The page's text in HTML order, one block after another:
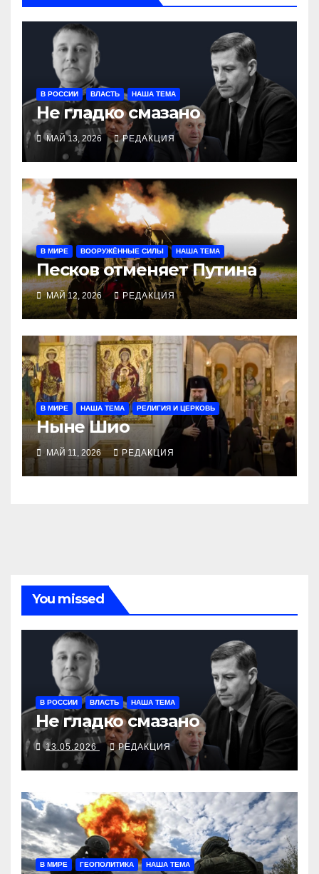
В РОССИИ ВЛАСТЬ НАША ТЕМА
Не гладко смазано
МАЙ 13, 2026 РЕДАКЦИЯ
В МИРЕ ВООРУЖЁННЫЕ СИЛЫ НАША ТЕМА
Песков отменяет Путина
МАЙ 12, 2026 РЕДАКЦИЯ
В МИРЕ НАША ТЕМА РЕЛИГИЯ И ЦЕРКОВЬ
Ныне Шио
МАЙ 11, 2026 РЕДАКЦИЯ
You missed
В РОССИИ ВЛАСТЬ НАША ТЕМА
Не гладко смазано
13.05.2026 РЕДАКЦИЯ
В МИРЕ ГЕОПОЛИТИКА НАША ТЕМА